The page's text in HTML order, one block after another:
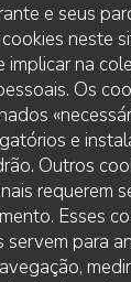
e seus
neste
implicar na
Os
e
Outros
requerem
Esses
servem para
7
: 5/5 menu :5/5
2
/5